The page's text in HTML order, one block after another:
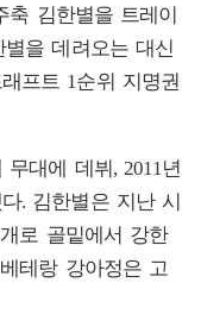
김한별을 트레이
을 데려오는 대신
프트 1순위 지명권
대에 데뷔, 2011년
. 김한별은 지난 시
로 골밑에서 강한
테랑 강아정은 고